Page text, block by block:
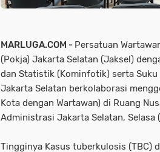
MARLUGA.COM - Persatuan
(Pokja) Jakarta Selatan (Jaksel)
dan Statistik (Kominfotik) serta
Jakarta Selatan berkolaborasi
Kota dengan Wartawan) di Ruang
Administrasi Jakarta Selatan, Selasa
Tingginya Kasus tuberkulosis (TBC)